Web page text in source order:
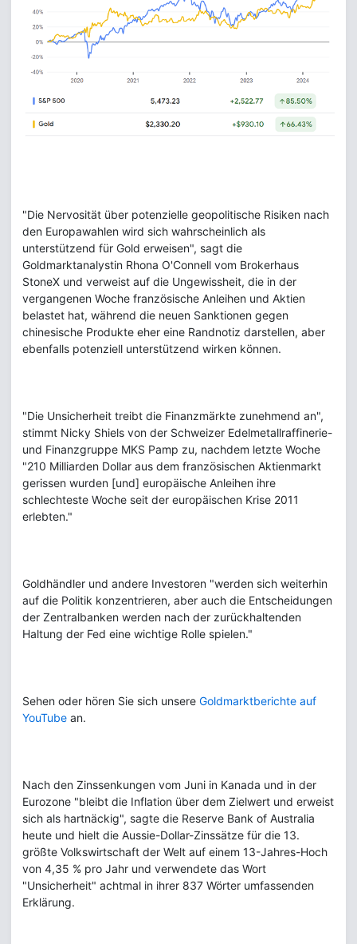
"Die Nervosität über potenzielle geopolitische Risiken nach
den Europawahlen wird sich wahrscheinlich als
unterstützend für Gold erweisen", sagt die
Goldmarktanalystin Rhona O'Connell vom Brokerhaus
StoneX und verweist auf die Ungewissheit, die in der
vergangenen Woche französische Anleihen und Aktien
belastet hat, während die neuen Sanktionen gegen
chinesische Produkte eher eine Randnotiz darstellen, aber
ebenfalls potenziell unterstützend wirken können.
"Die Unsicherheit treibt die Finanzmärkte zunehmend an",
stimmt Nicky Shiels von der Schweizer Edelmetallraffinerie-
und Finanzgruppe MKS Pamp zu, nachdem letzte Woche
"210 Milliarden Dollar aus dem französischen Aktienmarkt
gerissen wurden [und] europäische Anleihen ihre
schlechteste Woche seit der europäischen Krise 2011
erlebten."
Goldhändler und andere Investoren "werden sich weiterhin
auf die Politik konzentrieren, aber auch die Entscheidungen
der Zentralbanken werden nach der zurückhaltenden
Haltung der Fed eine wichtige Rolle spielen."
Sehen oder hören Sie sich unsere Goldmarktberichte auf
YouTube an.
Nach den Zinssenkungen vom Juni in Kanada und in der
Eurozone "bleibt die Inflation über dem Zielwert und erweist
sich als hartnäckig", sagte die Reserve Bank of Australia
heute und hielt die Aussie-Dollar-Zinssätze für die 13.
größte Volkswirtschaft der Welt auf einem 13-Jahres-Hoch
von 4,35 % pro Jahr und verwendete das Wort
"Unsicherheit" achtmal in ihrer 837 Wörter umfassenden
Erklärung.